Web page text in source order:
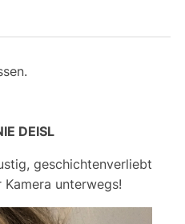
DEISL
geschichtenverliebt
unterwegs!